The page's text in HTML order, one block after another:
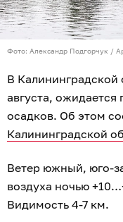
Фото: Александр Подгорчук /
В Калининградской
августа, ожидается
осадков. Об этом
Калининградской
Ветер южный, юго-
воздуха ночью
Видимость 4-7 км.